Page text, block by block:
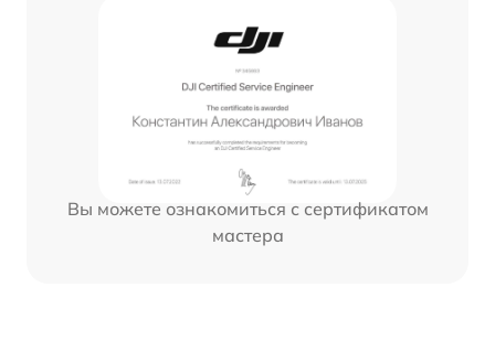
Вы можете ознакомиться с сертификатом
мастера